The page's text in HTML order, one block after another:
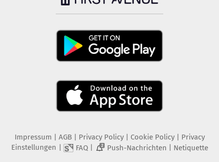
Impressum AGB Privacy Policy| Cookie Policy| Privacy
Einstellungen
FAQ| 2 Push-Nachrichten Netiquette